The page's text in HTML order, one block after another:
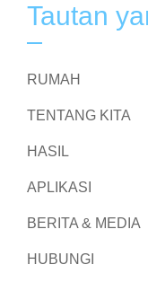
Tautan
RUMAH
TENTANG KITA
HASIL
APLIKASI
BERITA & MEDIA
HUBUNGI